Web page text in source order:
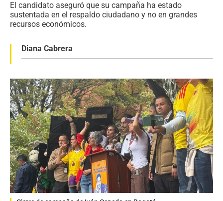
El candidato aseguró que su campaña ha estado
sustentada en el respaldo ciudadano y no en grandes
recursos económicos.
Diana Cabrera